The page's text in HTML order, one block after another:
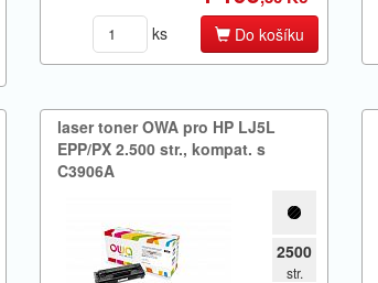
ks Do košíku
laser toner OWA pro HP LJ5L
EPP/​PX 2.​500 str.​,​ kompat.​ s
C3906A
2500
str.